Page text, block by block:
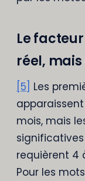
Le
réel,
[5] Les
mois, mais
requièrent 4
Pour les